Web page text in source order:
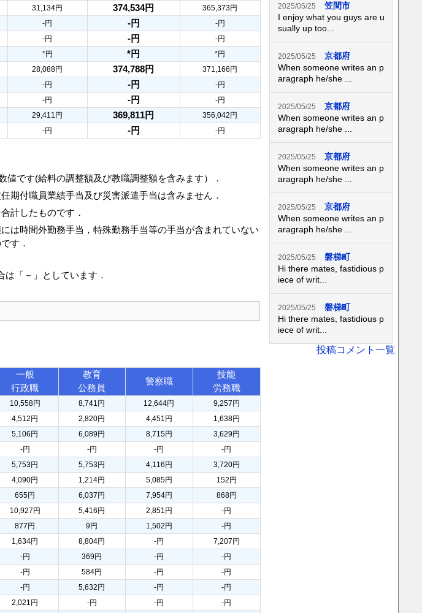
31,134円 374,534円
365,373円
-円 -円
-円
-円 -円
-円
*円 *円
*円
28,088円 374,788円
371,166円
-円 -円
-円
-円 -円
-円
29,411円 369,811円
356,042円
-円 -円 -円
です(給料の調整額及び教職調整額を含みます）．
期付職員業績手当及び災害派遣手当は含みません．
計したものです．
は時間外勤務手当，特殊勤務手当等の手当が含まれていない
す．
「－」としています．
一般
行政職
教育
公務員
警察職
技能
労務職
10,558円 8,741円 12,644円
9,257円
4,512円 2,820円 4,451円
1,638円
5,106円 6,089円 8,715円
3,629円
-円 -円 -円
-円
5,753円 5,753円 4,116円
3,720円
4,090円 1,214円 5,085円
152円
655円 6,037円 7,954円
868円
10,927円 5,416円 2,851円
-円
877円 9円 1,502円
-円
1,634円 8,804円 -円
7,207円
-円 369円 -円
-円
-円 584円 -円
-円
-円 5,632円 -円
-円
2,021円 -円 -円
-円
2025/05/25
笠間市
I enjoy what you guys are u
sually up too...
2025/05/25
京都府
When someone writes an p
aragraph he/she ...
2025/05/25
京都府
When someone writes an p
aragraph he/she ...
2025/05/25
京都府
When someone writes an p
aragraph he/she ...
2025/05/25
京都府
When someone writes an p
aragraph he/she ...
2025/05/25
磐梯町
Hi there mates, fastidious p
iece of writ...
2025/05/25
磐梯町
Hi there mates, fastidious p
iece of writ...
投稿コメント一覧